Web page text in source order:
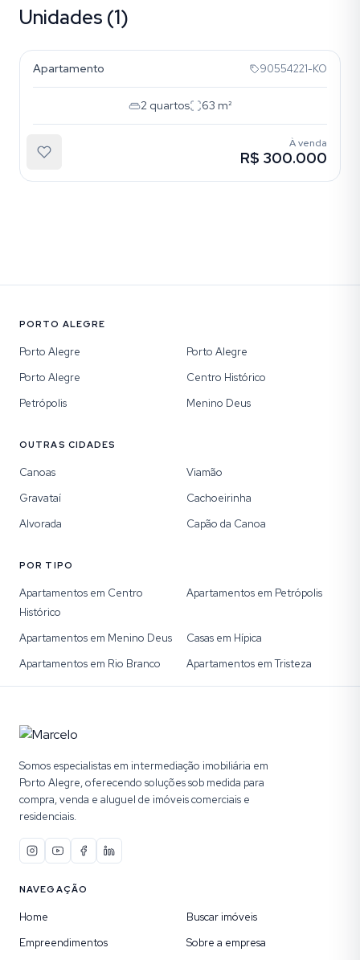
Unidades (1)
Santana
Apartamento 90554221-KO
2 quartos 63 m²
À venda
R$ 300.000
PORTO ALEGRE
Porto Alegre
Porto Alegre
Porto Alegre
Centro Histórico
Petrópolis
Menino Deus
OUTRAS CIDADES
Canoas
Viamão
Gravataí
Cachoeirinha
Alvorada
Capão da Canoa
POR TIPO
Apartamentos em Centro
Histórico
Apartamentos em Petrópolis
Apartamentos em Menino Deus
Casas em Hípica
Apartamentos em Rio Branco
Apartamentos em Tristeza
Somos especialistas em intermediação imobiliária em
Porto Alegre, oferecendo soluções sob medida para
compra, venda e aluguel de imóveis comerciais e
residenciais.
NAVEGAÇÃO
Home
Buscar imóveis
Empreendimentos
Sobre a empresa